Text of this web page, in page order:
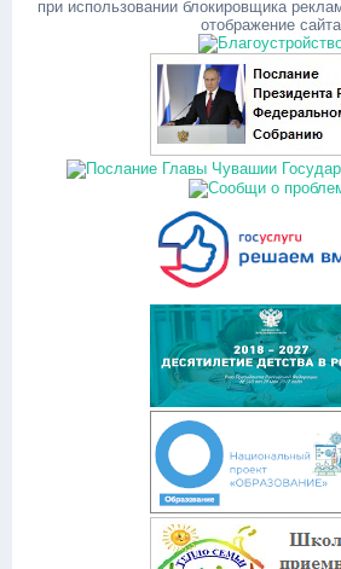
при использовании блокировщика
отображение сайта